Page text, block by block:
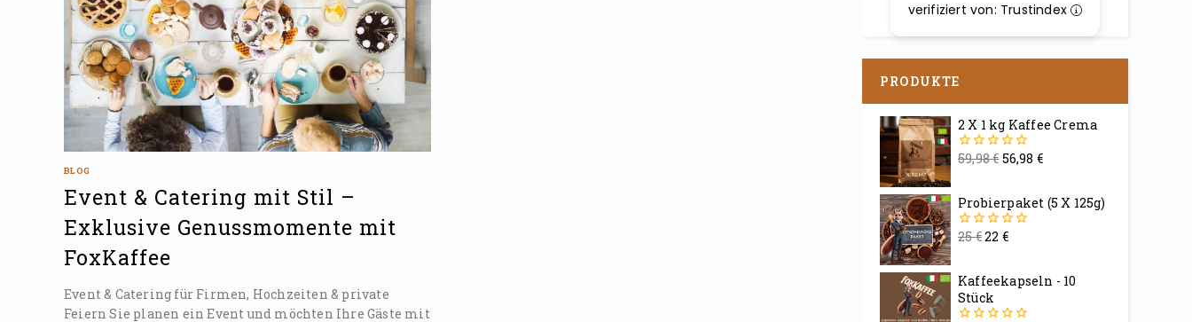
BLOG
Event & Catering mit Stil –
Exklusive Genussmomente mit
FoxKaffee
Event & Catering für Firmen, Hochzeiten & private
Feiern Sie planen ein Event und möchten Ihre Gäste mit
verifiziert von: Trustindex
PRODUKTE
2 X 1 kg Kaffee Crema
0
59,98€56,98 €
Probierpaket (5 X 125g)
0
25€22 €
Kaffeekapseln - 10
Stück